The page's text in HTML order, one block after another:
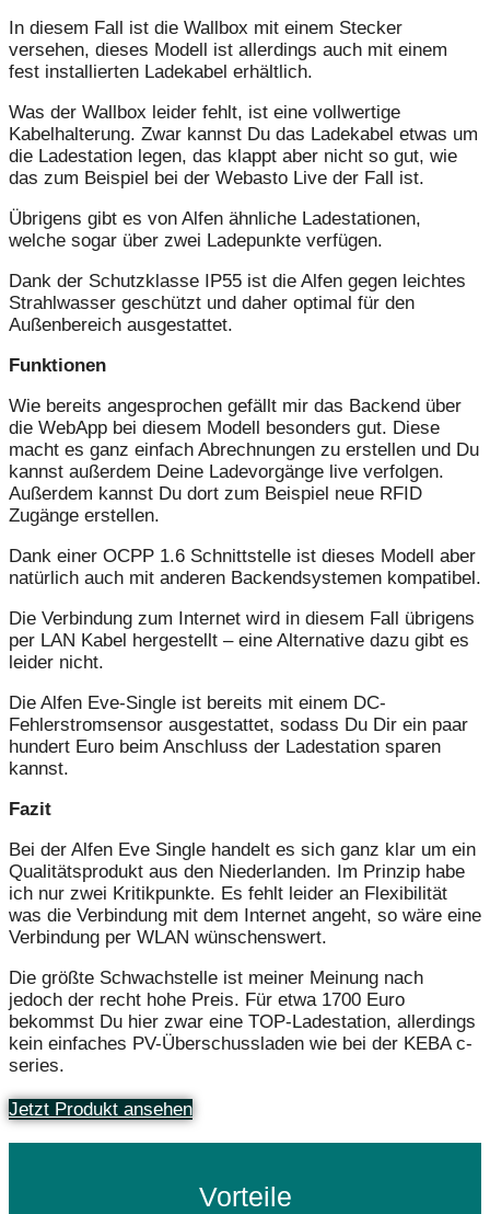
In diesem Fall ist die Wallbox mit einem Stecker
versehen, dieses Modell ist allerdings auch mit einem
fest installierten Ladekabel erhältlich.
Was der Wallbox leider fehlt, ist eine vollwertige
Kabelhalterung. Zwar kannst Du das Ladekabel etwas um
die Ladestation legen, das klappt aber nicht so gut, wie
das zum Beispiel bei der Webasto Live der Fall ist.
Übrigens gibt es von Alfen ähnliche Ladestationen,
welche sogar über zwei Ladepunkte verfügen.
Dank der Schutzklasse IP55 ist die Alfen gegen leichtes
Strahlwasser geschützt und daher optimal für den
Außenbereich ausgestattet.
Funktionen
Wie bereits angesprochen gefällt mir das Backend über
die WebApp bei diesem Modell besonders gut. Diese
macht es ganz einfach Abrechnungen zu erstellen und Du
kannst außerdem Deine Ladevorgänge live verfolgen.
Außerdem kannst Du dort zum Beispiel neue RFID
Zugänge erstellen.
Dank einer OCPP 1.6 Schnittstelle ist dieses Modell aber
natürlich auch mit anderen Backendsystemen kompatibel.
Die Verbindung zum Internet wird in diesem Fall übrigens
per LAN Kabel hergestellt – eine Alternative dazu gibt es
leider nicht.
Die Alfen Eve-Single ist bereits mit einem DC-
Fehlerstromsensor ausgestattet, sodass Du Dir ein paar
hundert Euro beim Anschluss der Ladestation sparen
kannst.
Fazit
Bei der Alfen Eve Single handelt es sich ganz klar um ein
Qualitätsprodukt aus den Niederlanden. Im Prinzip habe
ich nur zwei Kritikpunkte. Es fehlt leider an Flexibilität
was die Verbindung mit dem Internet angeht, so wäre eine
Verbindung per WLAN wünschenswert.
Die größte Schwachstelle ist meiner Meinung nach
jedoch der recht hohe Preis. Für etwa 1700 Euro
bekommst Du hier zwar eine TOP-Ladestation, allerdings
kein einfaches PV-Überschussladen wie bei der KEBA c-
series.
Jetzt Produkt ansehen
Vorteile